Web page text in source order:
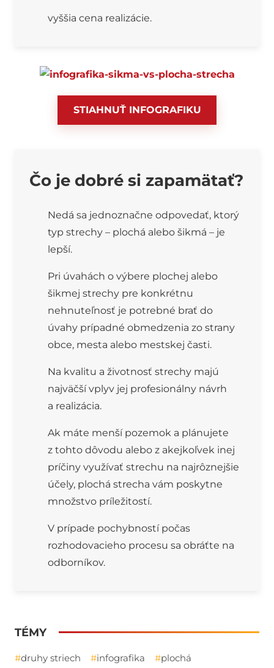
vyššia cena realizácie.
STIAHNUŤ INFOGRAFIKU
Čo je dobré si zapamätať?
Nedá sa jednoznačne odpovedať, ktorý
typ strechy – plochá alebo šikmá – je
lepší.
Pri úvahách o výbere plochej alebo
šikmej strechy pre konkrétnu
nehnuteľnosť je potrebné brať do
úvahy prípadné obmedzenia zo strany
obce, mesta alebo mestskej časti.
Na kvalitu a životnosť strechy majú
najväčší vplyv jej profesionálny návrh
a realizácia.
Ak máte menší pozemok a plánujete
z tohto dôvodu alebo z akejkoľvek inej
príčiny využívať strechu na najrôznejšie
účely, plochá strecha vám poskytne
množstvo príležitostí.
V prípade pochybností počas
rozhodovacieho procesu sa obráťte na
odborníkov.
TÉMY
druhy striech infografika
plochá